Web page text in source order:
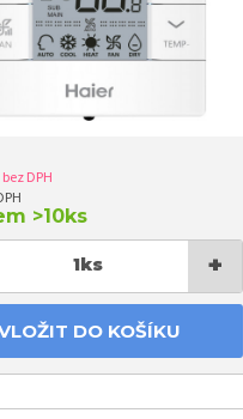
bez DPH
>10ks
1ks +
DO KOŠÍKU